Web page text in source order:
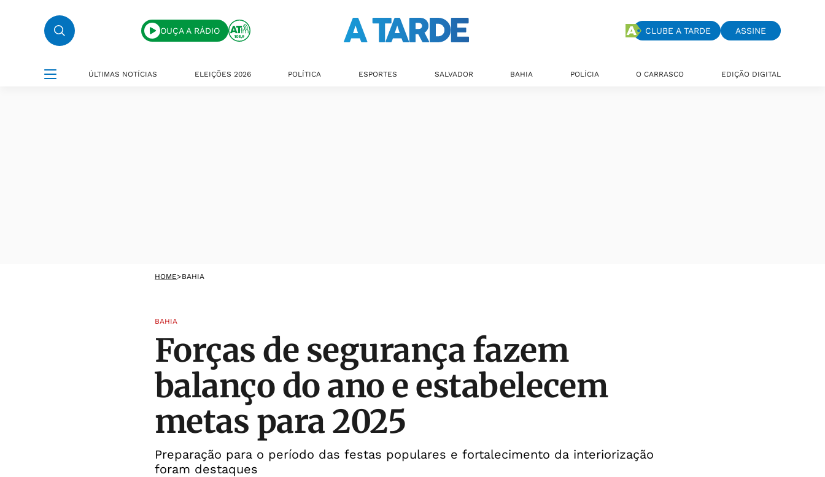
OUÇA A RÁDIO CLUBE A TARDE ASSINE
ÚLTIMAS NOTÍCIAS ELEIÇÕES 2026 POLÍTICA ESPORTES SALVADOR BAHIA POLÍCIA O CARRASCO EDIÇÃO DIGITAL
HOME>BAHIA
BAHIA
Forças de segurança fazem
balanço do ano e estabelecem
metas para 2025
Preparação para o período das festas populares e fortalecimento da interiorização
foram destaques